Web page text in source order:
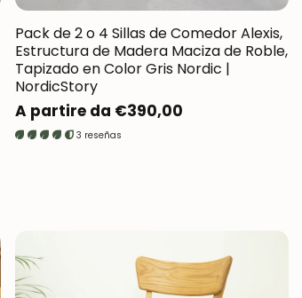
Runa NordicStory
Mozaik LoftStory
Montenegro LoftStory
Pack de 2 o 4 Sillas de Comedor Alexis,
Estructura de Madera Maciza de Roble,
Tapizado en Color Gris Nordic |
NordicStory
Prezzo
normale
A partire da €390,00
3 reseñas